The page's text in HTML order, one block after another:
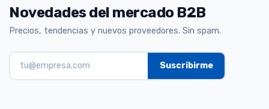
Novedades del mercado B2B
Precios, tendencias y nuevos proveedores. Sin spam.